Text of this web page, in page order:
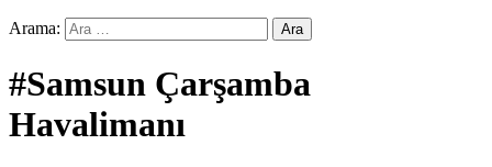
Arama:
#Samsun Çarşamba
Havalimanı